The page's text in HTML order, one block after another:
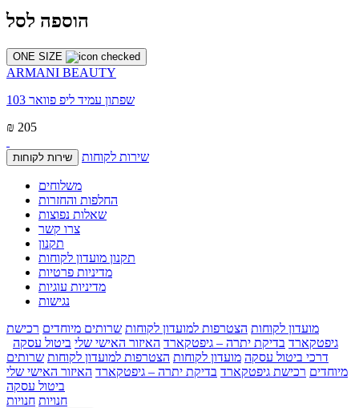
הוספה לסל
ONE SIZE
ARMANI BEAUTY
שפתון עמיד ליפ פוואר 103
₪ 205
שירות לקוחות שירות לקוחות
משלוחים
החלפות והחזרות
שאלות נפוצות
צרו קשר
תקנון
תקנון מועדון לקוחות
מדיניות פרטיות
מדיניות עוגיות
נגישות
מועדון לקוחות הצטרפות למועדון לקוחות שרותים מיוחדים רכישת
גיפטקארד בדיקת יתרה – גיפטקארד האיזור האישי שלי ביטול עסקה
דרכי ביטול עסקה מועדון לקוחות הצטרפות למועדון לקוחות שרותים
מיוחדים רכישת גיפטקארד בדיקת יתרה – גיפטקארד האיזור האישי שלי
ביטול עסקה
חנויות חנויות